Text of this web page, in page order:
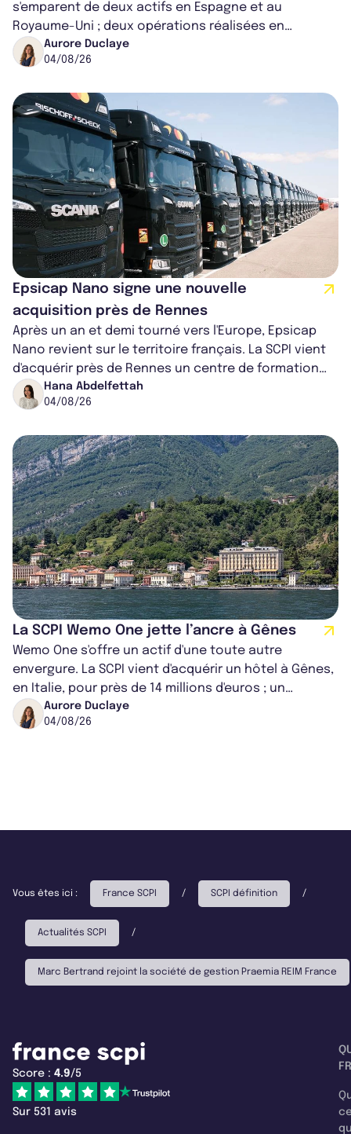
s'emparent de deux actifs en Espagne et au
Royaume-Uni ; deux opérations réalisées en
partenariat. Ces co-acquisitions permettent a...
Aurore Duclaye
04/08/26
Epsicap Nano signe une nouvelle
acquisition près de Rennes
Après un an et demi tourné vers l'Europe, Epsicap
Nano revient sur le territoire français. La SCPI vient
d'acquérir près de Rennes un centre de formation
pour conducteurs poids lou...
Hana Abdelfettah
04/08/26
La SCPI Wemo One jette l’ancre à Gênes
Wemo One s'offre un actif d'une toute autre
envergure. La SCPI vient d'acquérir un hôtel à Gênes,
en Italie, pour près de 14 millions d'euros ; un
montant qui fait entorse avec ses...
Aurore Duclaye
04/08/26
Vous êtes ici : France SCPI / SCPI définition /
Actualités SCPI /
Marc Bertrand rejoint la société de gestion Praemia REIM France
Score : 4.9/5
Sur 531 avis